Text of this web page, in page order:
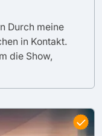
Durch meine
in Kontakt.
die Show,